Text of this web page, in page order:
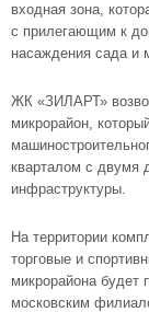
входная зона,
с прилегающим к
насаждения сада и
ЖК «ЗИЛАРТ»
микрорайон,
кварталом с двумя
инфраструктуры.
На территории
торговые и
микрорайона будет
московским